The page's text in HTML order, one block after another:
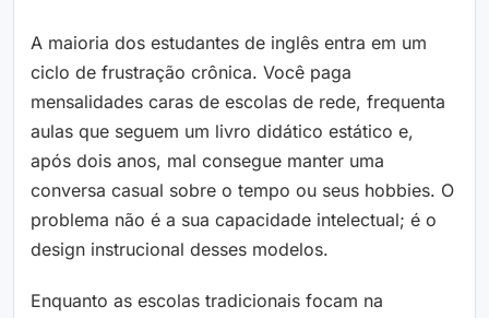
A maioria dos estudantes de inglês entra em um
ciclo de frustração crônica. Você paga
mensalidades caras de escolas de rede, frequenta
aulas que seguem um livro didático estático e,
após dois anos, mal consegue manter uma
conversa casual sobre o tempo ou seus hobbies. O
problema não é a sua capacidade intelectual; é o
design instrucional desses modelos.
Enquanto as escolas tradicionais focam na